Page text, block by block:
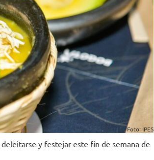
Foto: IPES
deleitarse y festejar este fin de semana de